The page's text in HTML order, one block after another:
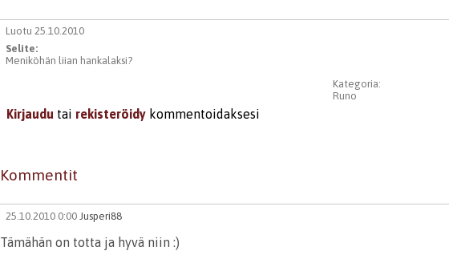
Luotu 25.10.2010
Selite:
Meniköhän liian hankalaksi?
Kategoria:
Runo
Kirjaudu tai rekisteröidy kommentoidaksesi
Kommentit
25.10.2010 0:00 Jusperi88
Tämähän on totta ja hyvä niin :)